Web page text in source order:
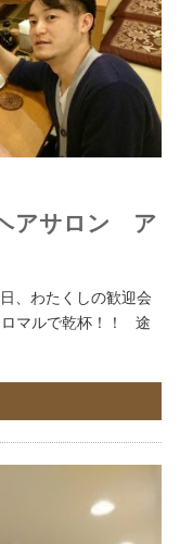
アサロン ア
、わたくしの歓迎会
マルで乾杯！！ 途